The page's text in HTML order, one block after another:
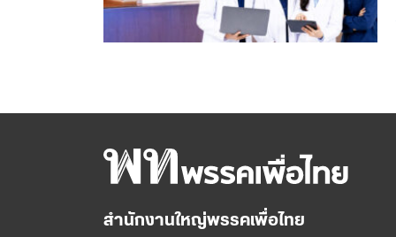
สำนักงานใหญ่พรรคเพื่อไทย